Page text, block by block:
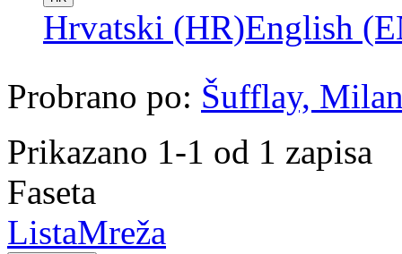
Hrvatski (HR)English
Probrano po: Šufflay,
Prikazano 1-1 od 1 zapisa
Faseta
ListaMreža